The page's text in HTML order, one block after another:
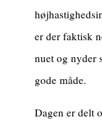
er der faktisk
nuet og nyder
gode måde.
Dagen er delt